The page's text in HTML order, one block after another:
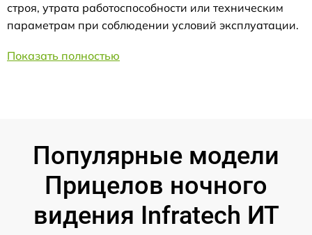
строя, утрата работоспособности или техническим
параметрам при соблюдении условий эксплуатации.
Показать полностью
Популярные модели
Прицелов ночного
видения Infratech ИТ